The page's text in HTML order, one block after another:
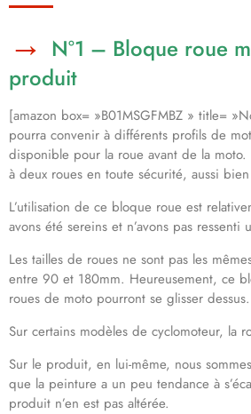
N°1 – Bloque roue
produit
[amazon box= »B01MSGFMBZ » title=
pourra convenir à différents profils de
disponible pour la roue avant de la
à deux roues en toute sécurité, aussi
L’utilisation de ce bloque roue est
avons été sereins et n’avons pas
Les tailles de roues ne sont pas les
entre 90 et 180mm. Heureusement, ce
roues de moto pourront se glisser dessus.
Sur certains modèles de cyclomoteur, la
Sur le produit, en lui-même, nous
que la peinture a un peu tendance à
produit n’en est pas altérée.